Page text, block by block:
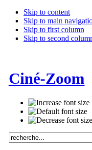
Skip to content
Skip to main
Skip to first column
Skip to second
Ciné-Zoom